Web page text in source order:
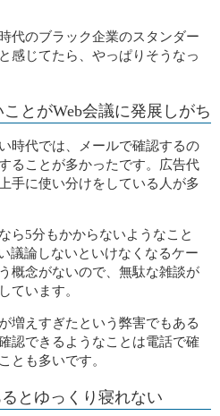
代のブラック企業のスタンダー
感じてたら、やっぱりそうなっ
とがWeb会議に発展しがち
時代では、メールで確認するの
ることが多かったです。広告代
手に使い分けをしている人が多
ら5分もかからないようなこと
議論しないといけなくなるケー
概念がないので、無駄な雑談が
ています。
増えすぎたという弊害でもある
認できるようなことは電話で確
とも多いです。
とゆっくり寝れない